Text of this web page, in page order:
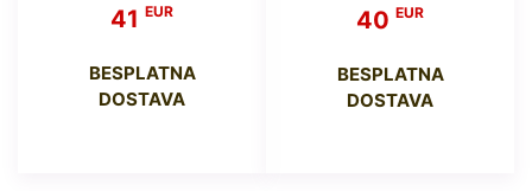
41 EUR
BESPLATNA
DOSTAVA
40 EUR
BESPLATNA
DOSTAVA